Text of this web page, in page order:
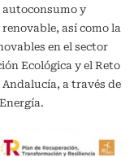
y
así como la
en el sector
Ecológica y el Reto
a través de